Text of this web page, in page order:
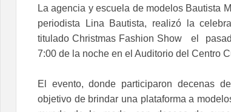
La agencia y escuela de modelos Bautista
periodista Lina Bautista, realizó la
titulado Christmas Fashion Show el
7:00 de la noche en el Auditorio del Centro
El evento, donde participaron decenas
objetivo de brindar una plataforma a